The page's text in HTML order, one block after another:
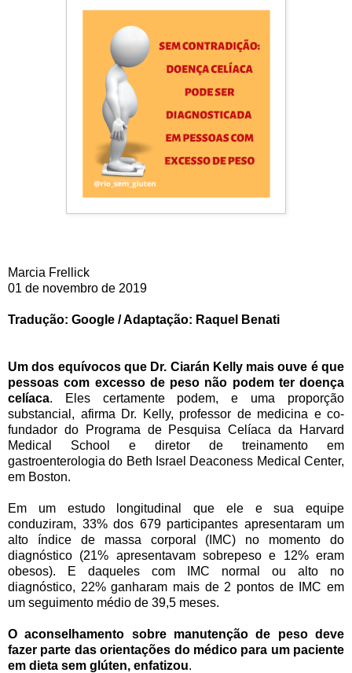
Marcia Frellick
01 de novembro de 2019
Tradução: Google / Adaptação: Raquel Benati
Um dos equívocos que Dr. Ciarán Kelly mais ouve é que
pessoas com excesso de peso não podem ter doença
celíaca. Eles certamente podem, e uma proporção
substancial, afirma Dr. Kelly, professor de medicina e co-
fundador do Programa de Pesquisa Celíaca da Harvard
Medical School e diretor de treinamento em
gastroenterologia do Beth Israel Deaconess Medical Center,
em Boston.
Em um estudo longitudinal que ele e sua equipe
conduziram, 33% dos 679 participantes apresentaram um
alto índice de massa corporal (IMC) no momento do
diagnóstico (21% apresentavam sobrepeso e 12% eram
obesos). E daqueles com IMC normal ou alto no
diagnóstico, 22% ganharam mais de 2 pontos de IMC em
um seguimento médio de 39,5 meses.
O aconselhamento sobre manutenção de peso deve
fazer parte das orientações do médico para um paciente
em dieta sem glúten, enfatizou.